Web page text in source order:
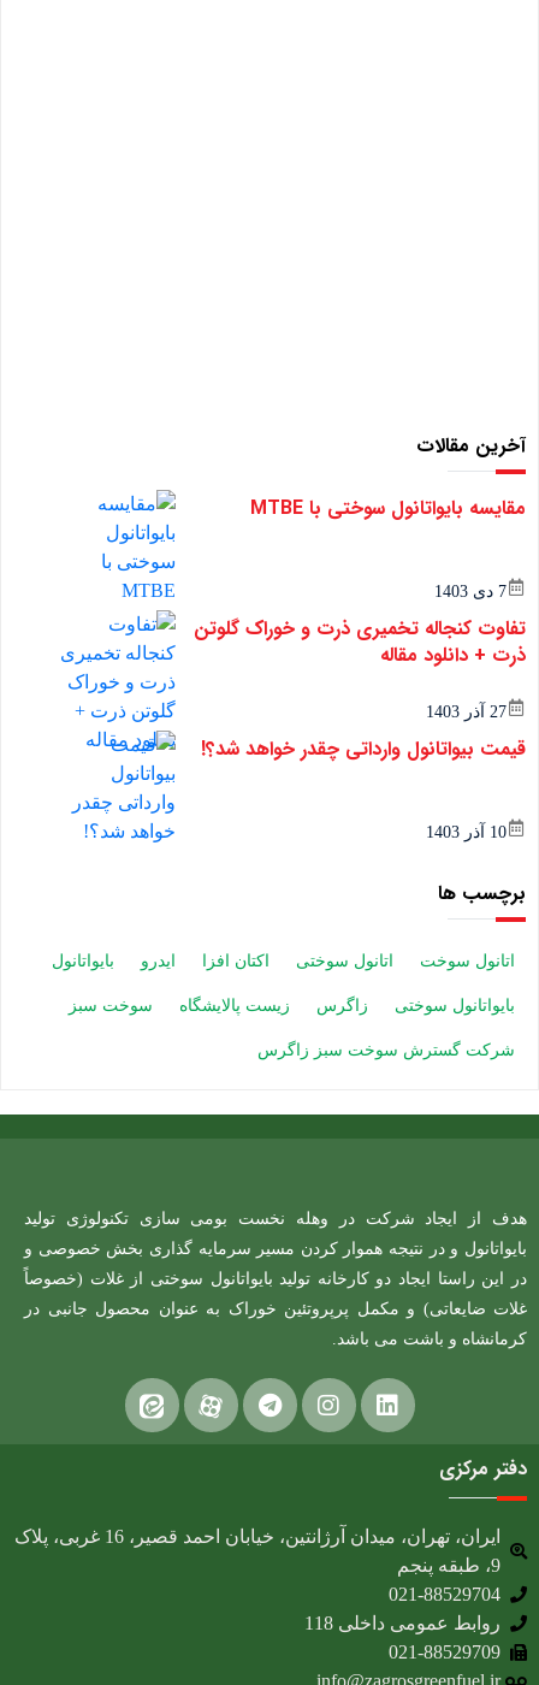
آخرین مقالات
مقایسه بایواتانول سوختی با MTBE
7 دی 1403
تفاوت کنجاله تخمیری ذرت و خوراک گلوتن
ذرت + دانلود مقاله
27 آذر 1403
قیمت بیواتانول وارداتی چقدر خواهد شد؟!
10 آذر 1403
برچسب ها
اتانول سوخت اتانول سوختی اکتان افزا ایدرو بایواتانول
بایواتانول سوختی زاگرس زیست پالایشگاه سوخت سبز
شرکت گسترش سوخت سبز زاگرس
هدف از ایجاد شرکت در وهله نخست بومی سازی تکنولوژی تولید
بایواتانول و در نتیجه هموار کردن مسیر سرمایه گذاری بخش خصوصی و
در این راستا ایجاد دو کارخانه تولید بایواتانول سوختی از غلات (خصوصاً
غلات ضایعاتی) و مکمل پرپروتئین خوراک به عنوان محصول جانبی در
کرمانشاه و باشت می باشد.
دفتر مرکزی
ایران، تهران، میدان آرژانتین، خیابان احمد قصیر، 16 غربی، پلاک
9، طبقه پنجم
021-88529704
روابط عمومی داخلی 118
021-88529709